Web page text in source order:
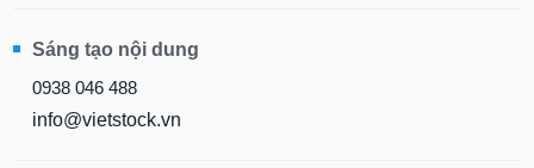
Sáng tạo nội dung
0938 046 488
info@vietstock.vn